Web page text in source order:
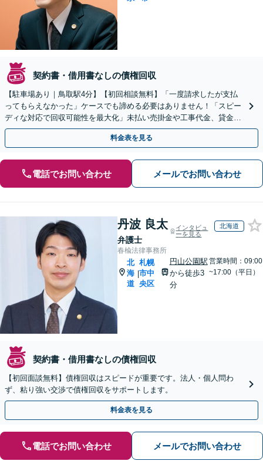
契約書・借用書なしの債権回収
【駐車場あり｜鳥取駅4分】【初回相談無料】「一度請求したが支払
ってもらえなかった」ケースでも諦める必要はありません！「スピー
ディな対応で回収可能性を最大化」未払い売掛金や工事代金、貸金な
ど、あらゆる債権に対応します。
料金表を見る
電話でお問い合わせ メールでお問い合わせ
丹波 良太
弁護士
インタビュ
ーを見る
北海道
春楡法律事務所
北
海
道
|
札幌
市中
央区
円山公園駅
から徒歩3
分
営業時間：09:00
~17:00（平日）
契約書・借用書なしの債権回収
【初回面談無料】債権回収はスピードが重要です。法人・個人問わ
ず、粘り強い交渉で債権回収をサポートします。
料金表を見る
電話でお問い合わせ メールでお問い合わせ